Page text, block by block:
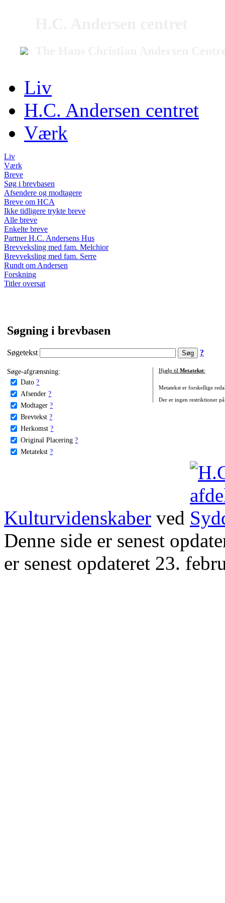
Liv
H.C. Andersen centret
Værk
Liv
Værk
Breve
Søg i brevbasen
Afsendere og modtagere
Breve om HCA
Ikke tidligere trykte breve
Alle breve
Enkelte breve
Partner H.C. Andersens Hus
Brevveksling med fam. Melchior
Brevveksling med fam. Serre
Rundt om Andersen
Forskning
Titler oversat
Søgning i brevbasen
Søgetekst ?
Søge-afgrænsning:
Dato ?
Afsender ?
Modtager ?
Brevtekst ?
Herkomst ?
Original Placering ?
Metatekst ?
Hjælp til Metatekst:
Metatekst er forskellige
Der er ingen restriktioner
Kulturvidenskaber ved
Denne side er senest
er senest opdateret 23.